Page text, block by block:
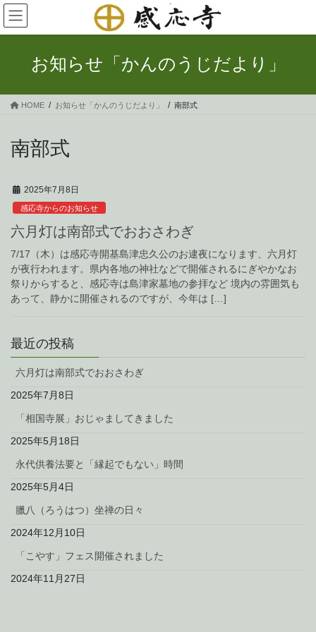
コ
ン
テ
ス
ナ
ビ
ゲ
ン
お知らせ「かんのうじだより」
HOME お知らせ「かんのうじだより」 南部式
南部式
2025年7月8日
感応寺からのお知らせ
六月灯は南部式でおおさわぎ
7/17（木）は感応寺開基島津忠久公のお逮夜になります、六月灯
が夜行われます。県内各地の神社などで開催されるにぎやかなお
祭りからすると、感応寺は島津家墓地の参拝など 境内の雰囲気も
あって、静かに開催されるのですが、今年は […]
最近の投稿
六月灯は南部式でおおさわぎ
2025年7月8日
「相国寺展」おじゃましてきました
2025年5月18日
永代供養法要と「縁起でもない」時間
2025年5月4日
臘八（ろうはつ）坐禅の日々
2024年12月10日
「こやす」フェス開催されました
2024年11月27日